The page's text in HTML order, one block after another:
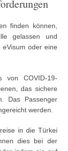
finden können,
gelassen und
oder eine
von COVID-19-
das sichere
Das Passenger
werden.
in die Türkei
dies bei der